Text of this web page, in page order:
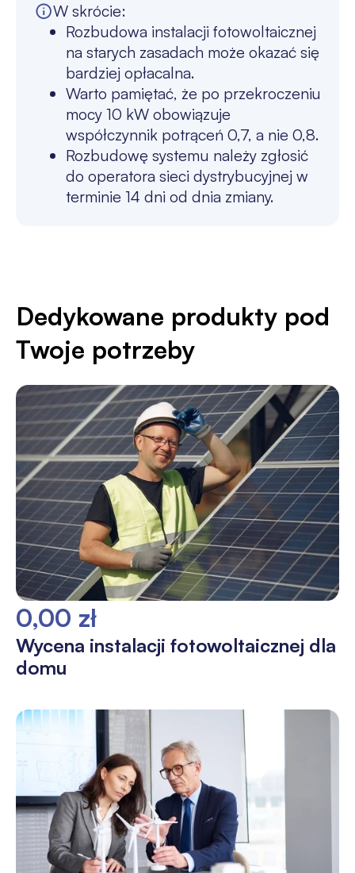
W skrócie:
Rozbudowa instalacji fotowoltaicznej
na starych zasadach może okazać się
bardziej opłacalna.
Warto pamiętać, że po przekroczeniu
mocy 10 kW obowiązuje
współczynnik potrąceń 0,7, a nie 0,8.
Rozbudowę systemu należy zgłosić
do operatora sieci dystrybucyjnej w
terminie 14 dni od dnia zmiany.
Dedykowane produkty pod
Twoje potrzeby
0,00 zł
Wycena instalacji fotowoltaicznej dla
domu